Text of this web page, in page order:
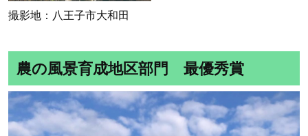
撮影地：八王子市大和田
農の風景育成地区部門 最優秀賞